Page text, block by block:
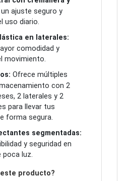
un ajuste seguro y
uso diario.
en laterales:
comodidad y
movimiento.
Ofrece múltiples
con 2
2 laterales y 2
para llevar tus
forma segura.
segmentadas:
y seguridad en
poca luz.
producto?